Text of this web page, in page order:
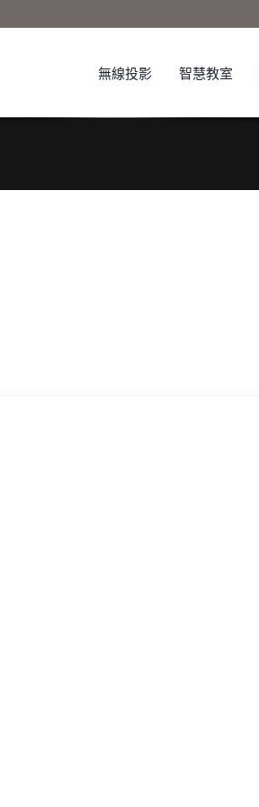
無線投影 智慧教室